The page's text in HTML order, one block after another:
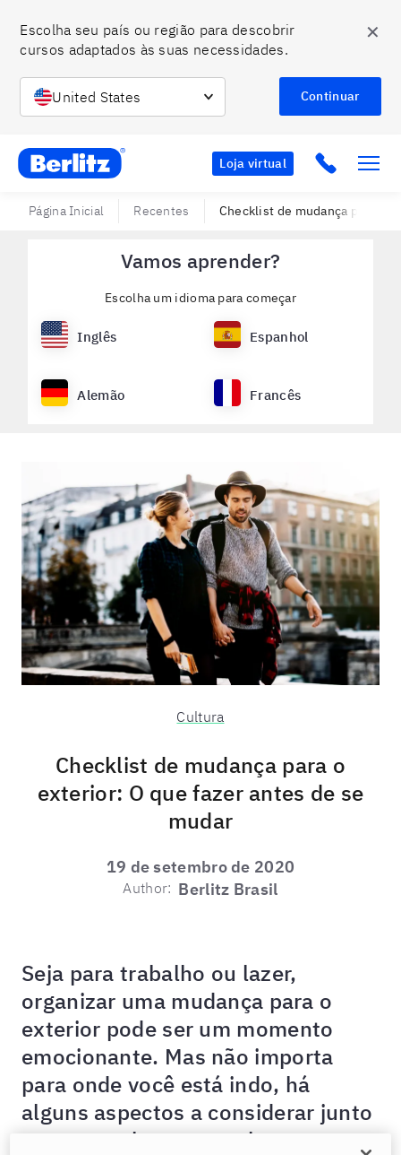
Escolha seu país ou região para descobrir
cursos adaptados às suas necessidades.
United States Continuar
✕
Berlitz BR Loja virtual Click to
Página Inicial Recentes Checklist de mudança para o
Vamos aprender?
Escolha um idioma para começar
Inglês Espanhol
Alemão Francês
Cultura
Checklist de mudança para o
exterior: O que fazer antes de se
mudar
19 de setembro de 2020
Author: Berlitz Brasil
Seja para trabalho ou lazer,
organizar uma mudança para o
exterior pode ser um momento
emocionante. Mas não importa
para onde você está indo, há
alguns aspectos a considerar junto
com o que levar na mala.